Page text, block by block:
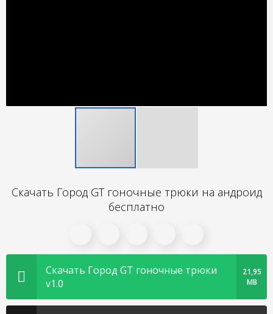
Скачать Город GT гоночные трюки на андроид
бесплатно
Скачать Город GT гоночные трюки
v1.0
21,95
MB